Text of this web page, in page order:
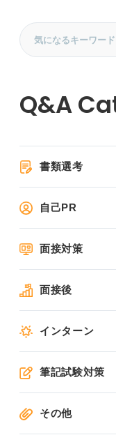
書類選考
自己PR
面接対策
面接後
インターン
筆記試験対策
その他